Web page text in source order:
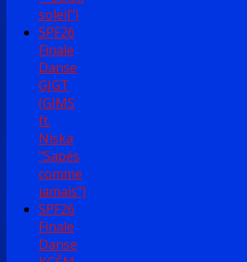
soleil")
SPF26
Finale
Danse
GJGT
(GIMS
ft.
Niska
"Sapés
comme
jamais")
SPF26
Finale
Danse